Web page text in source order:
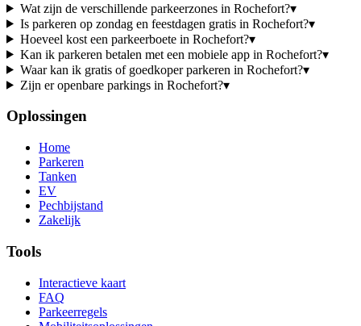
Wat zijn de verschillende parkeerzones in Rochefort?▾
Is parkeren op zondag en feestdagen gratis in Rochefort?▾
Hoeveel kost een parkeerboete in Rochefort?▾
Kan ik parkeren betalen met een mobiele app in Rochefort?▾
Waar kan ik gratis of goedkoper parkeren in Rochefort?▾
Zijn er openbare parkings in Rochefort?▾
Oplossingen
Home
Parkeren
Tanken
EV
Pechbijstand
Zakelijk
Tools
Interactieve kaart
FAQ
Parkeerregels